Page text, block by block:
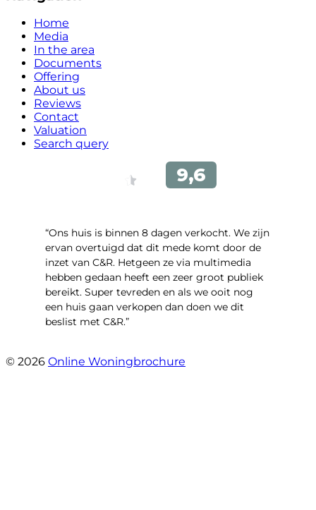
Home
Media
In the area
Documents
Offering
About us
Reviews
Contact
Valuation
Search query
“Ons huis is binnen 8 dagen verkocht. We zijn
ervan overtuigd dat dit mede komt door de
inzet van C&R. Hetgeen ze via multimedia
hebben gedaan heeft een zeer groot publiek
bereikt. Super tevreden en als we ooit nog
een huis gaan verkopen dan doen we dit
beslist met C&R.”
© 2026 Online Woningbrochure